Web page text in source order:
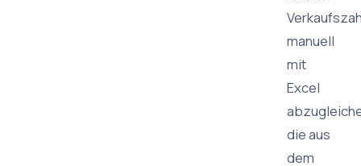
manuell
mit
Excel
die aus
dem